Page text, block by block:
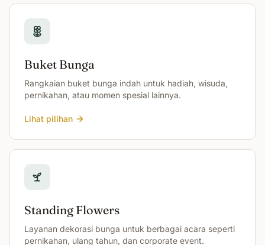
Buket Bunga
Rangkaian buket bunga indah untuk hadiah, wisuda,
pernikahan, atau momen spesial lainnya.
Lihat pilihan
Standing Flowers
Layanan dekorasi bunga untuk berbagai acara seperti
pernikahan, ulang tahun, dan corporate event.